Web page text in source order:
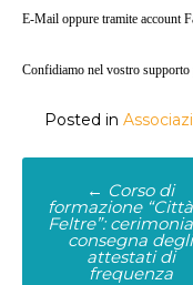
E-Mail oppure tramite account
Confidiamo nel vostro supporto
Posted in
← Corso di
formazione
Feltre”:
consegna degli
attestati di
frequenza